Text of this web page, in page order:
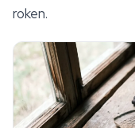
roken.